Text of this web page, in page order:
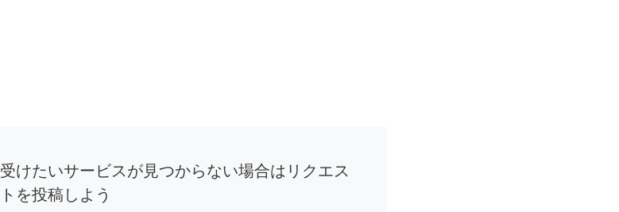
受けたいサービスが見つからない場合はリクエス
トを投稿しよう